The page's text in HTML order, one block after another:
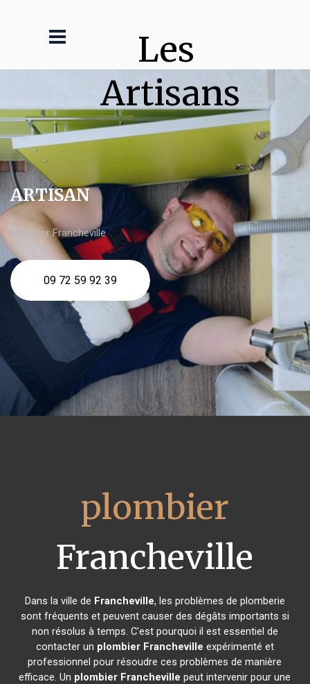
Les
Artisans
ARTISAN
plombier Francheville
09 72 59 92 39
plombier
Francheville
Dans la ville de Francheville, les problèmes de plomberie
sont fréquents et peuvent causer des dégâts importants si
non résolus à temps. C'est pourquoi il est essentiel de
contacter un plombier Francheville expérimenté et
professionnel pour résoudre ces problèmes de manière
efficace. Un plombier Francheville peut intervenir pour une